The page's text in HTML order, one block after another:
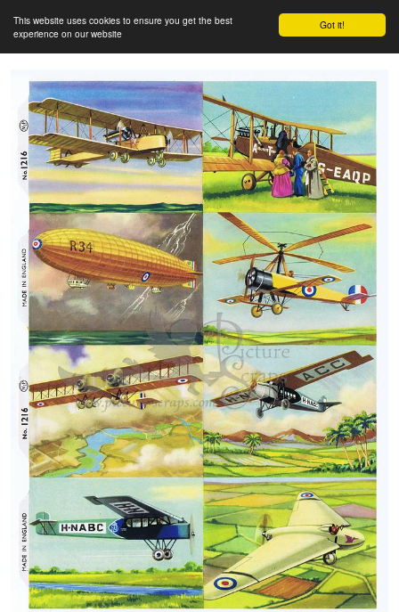
Got it!
This website uses cookies to ensure you get the best
experience on our website